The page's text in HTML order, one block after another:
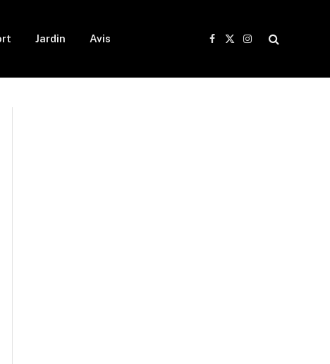
Jardin Avis
Facebook
X
Instagram